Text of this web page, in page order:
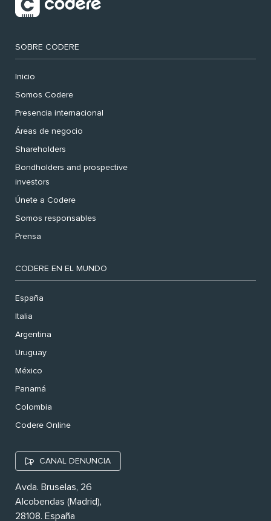
SOBRE CODERE
Inicio
Somos Codere
Presencia internacional
Áreas de negocio
Shareholders
Bondholders and prospective
investors
Únete a Codere
Somos responsables
Prensa
CODERE EN EL MUNDO
España
Italia
Argentina
Uruguay
México
Panamá
Colombia
Codere Online
CANAL DENUNCIA
Avda. Bruselas, 26
Alcobendas (Madrid),
28108. España